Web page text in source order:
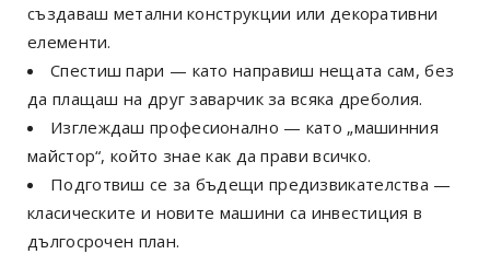
създаваш метални конструкции или декоративни
елементи.
Спестиш пари — като направиш нещата сам, без
да плащаш на друг заварчик за всяка дреболия.
Изглеждаш професионално — като „машинния
майстор“, който знае как да прави всичко.
Подготвиш се за бъдещи предизвикателства —
класическите и новите машини са инвестиция в
дългосрочен план.